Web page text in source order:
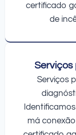
certificado
de
Serviços
Serviços
má